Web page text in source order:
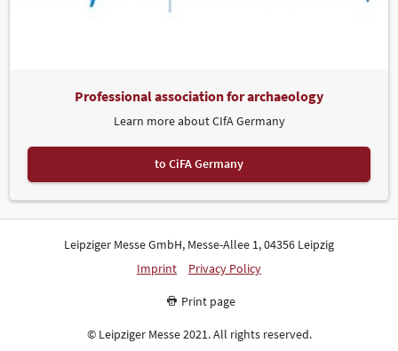
Professional association for archaeology
Learn more about CIfA Germany
to CiFA Germany
Leipziger Messe GmbH, Messe-Allee 1, 04356 Leipzig
Imprint
Privacy Policy
Print page
© Leipziger Messe 2021. All rights reserved.